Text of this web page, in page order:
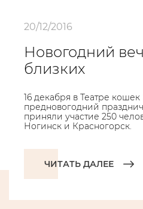
20/12/2016
Новогодний
близких
16 декабря в Театре кошек
предновогодний
приняли участие 250
Ногинск и Красногорск.
ЧИТАТЬ ДАЛЕЕ